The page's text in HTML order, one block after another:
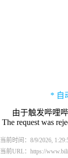
* 自
由于触发哔哩
The request was
当前时间：8/9/2026,
当前URL：https://